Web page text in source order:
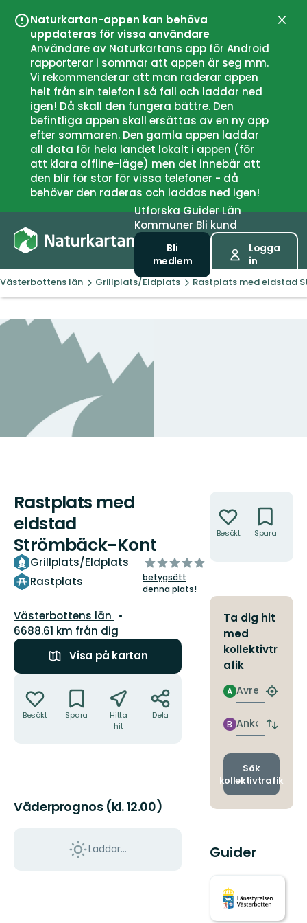
Naturkartan-appen kan behöva
uppdateras för vissa användare
Användare av Naturkartans app för Android
rapporterar i sommar att appen är seg mm.
Vi rekommenderar att man raderar appen
helt från sin telefon i så fall och laddar ned
igen! Då skall den fungera bättre. Den
befintliga appen skall ersättas av en ny app
efter sommaren. Den gamla appen laddar
all data för hela landet lokalt i appen (för
att klara offline-läge) men det innebär att
den blir för stor för vissa telefoner - då
behöver den raderas och laddas ned igen!
UtforskaGuiderLän
Kommuner Bli kund
Bli
medlem
Logga
in
Västerbottens län Grillplats/Eldplats Rastplats med eldstad
Rastplats med
eldstad
Strömbäck-Kont
Grillplats/Eldplats
Rastplats
av
5
stjärnor
betygsätt
denna plats!
Län:
Västerbottens län
6688.61 km från dig
Visa på kartan
Besökt Spara
Hitta
hit
Dela
Väderprognos (kl. 12.00)
Laddar...
Besökt Spara
Ta dig hit
med
kollektivtr
afik
Avresa
A
Hitta
Ankomst
B
Byt
och
Sök
kollektivtrafik
Guider